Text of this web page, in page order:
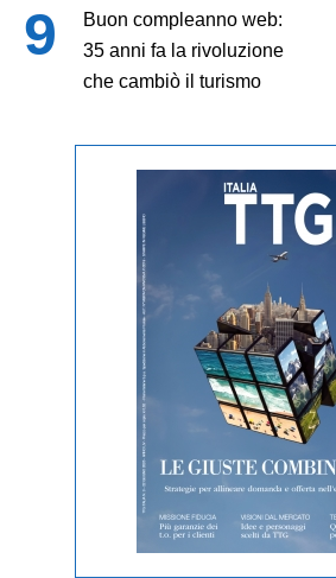
Buon compleanno web:
35 anni fa la rivoluzione
che cambiò il turismo